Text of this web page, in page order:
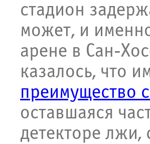
стадион
может, и
арене в Сан-
казалось, что
преимущество
оставшаяся
детекторе